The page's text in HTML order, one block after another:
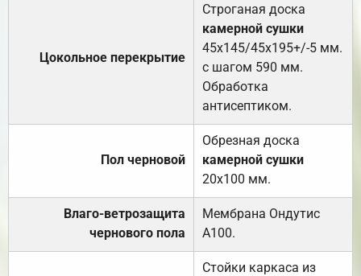
Цокольное перекрытие
Строганая доска
камерной сушки
45х145/45х195+/-5 мм.
с шагом 590 мм.
Обработка
антисептиком.
Пол черновой
Обрезная доска
камерной сушки
20х100 мм.
Влаго-ветрозащита
чернового пола
Мембрана Ондутис
А100.
Стойки каркаса из